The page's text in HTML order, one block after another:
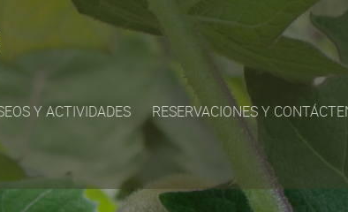
Y ACTIVIDADES RESERVACIONES Y